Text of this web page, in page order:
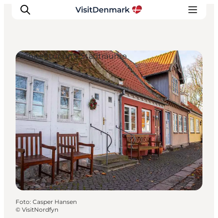
Inspiration
Regionen
Erlebnisse
Unterkünfte
Reiseplanung
Architektur und Stadträume
Foto: Casper Hansen
© VisitNordfyn